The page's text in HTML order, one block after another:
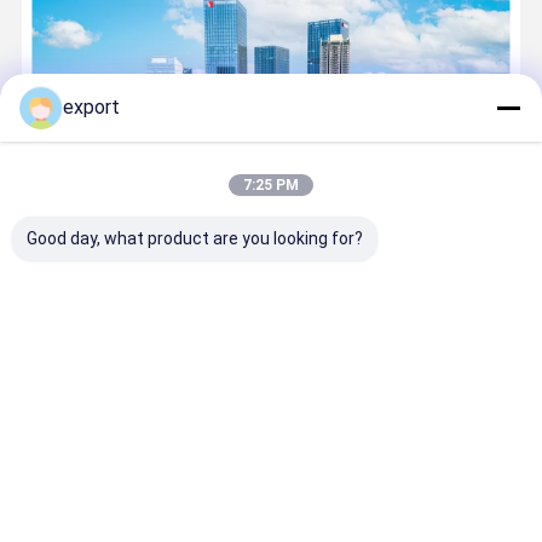
export
7:25 PM
Good day, what product are you looking for?